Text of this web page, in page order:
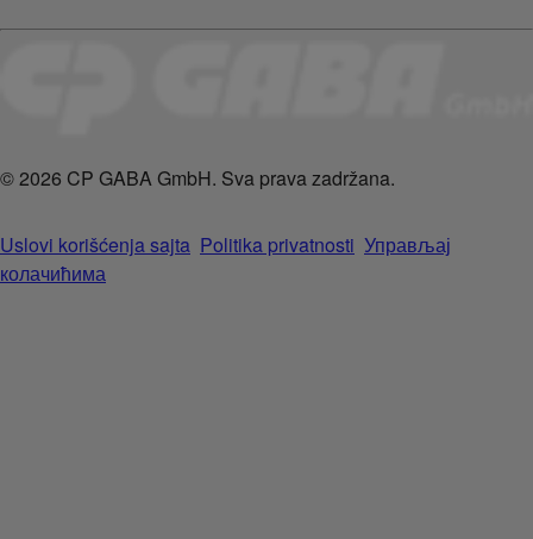
© 2026 CP GABA GmbH. Sva prava zadržana.
Uslovi korišćenja sajta Politika privatnosti Управљај
колачићима